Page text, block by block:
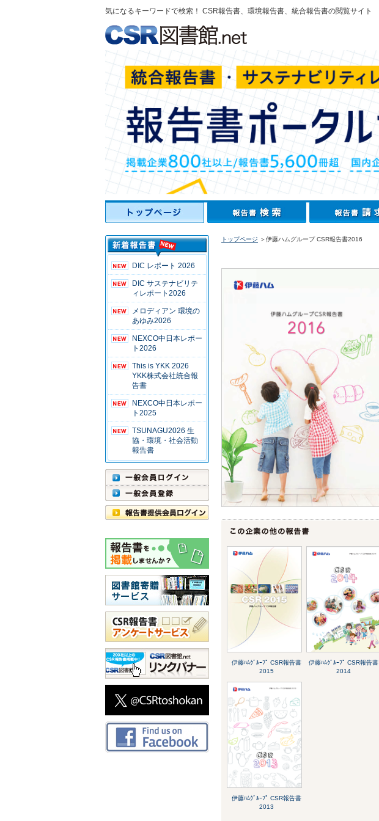
気になるキーワードで検索！ CSR報告書、環境報告書、統合報告書の閲覧サイト
DIC レポート 2026
DIC サステナビリテ
ィレポート2026
メロディアン 環境の
あゆみ2026
NEXCO中日本レポー
ト2026
This is YKK 2026
YKK株式会社統合報
告書
NEXCO中日本レポー
ト2025
TSUNAGU2026 生
協・環境・社会活動
報告書
トップページ ＞伊藤ハムグループ CSR報告書2016
伊藤ﾊﾑｸﾞﾙｰﾌﾟ CSR報告書
2015
伊藤ﾊﾑｸﾞﾙｰﾌﾟ CSR報告書
2014
伊藤ﾊﾑｸﾞﾙｰﾌﾟ CSR報告書
2013